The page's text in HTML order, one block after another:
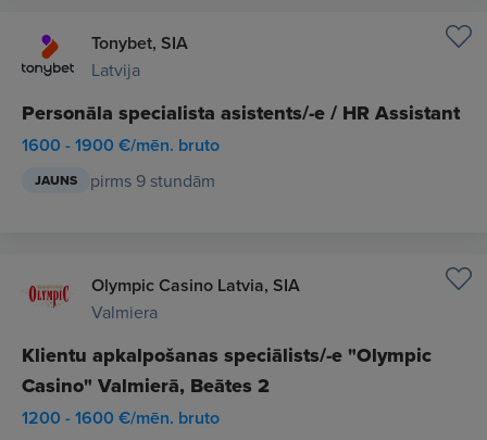
Tonybet, SIA
Latvija
Personāla specialista asistents/-e / HR Assistant
1600 - 1900 €/mēn. bruto
JAUNS pirms 9 stundām
Olympic Casino Latvia, SIA
Valmiera
Klientu apkalpošanas speciālists/-e "Olympic
Casino" Valmierā, Beātes 2
1200 - 1600 €/mēn. bruto